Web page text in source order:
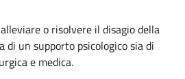
o risolvere il disagio della
di un supporto psicologico sia di
e medica.